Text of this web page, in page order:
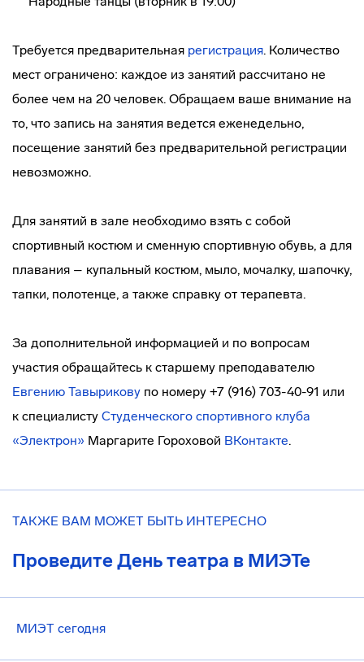
Требуется предварительная регистрация. Количество
мест ограничено: каждое из занятий рассчитано не
более чем на 20 человек. Обращаем ваше внимание на
то, что запись на занятия ведется еженедельно,
посещение занятий без предварительной регистрации
невозможно.
Для занятий в зале необходимо взять с собой
спортивный костюм и сменную спортивную обувь, а для
плавания – купальный костюм, мыло, мочалку, шапочку,
тапки, полотенце, а также справку от терапевта.
За дополнительной информацией и по вопросам
участия обращайтесь к старшему преподавателю
Евгению Тавырикову по номеру +7 (916) 703-40-91 или
к специалисту Студенческого спортивного клуба
«Электрон» Маргарите Гороховой ВКонтакте.
ТАКЖЕ ВАМ МОЖЕТ БЫТЬ ИНТЕРЕСНО
Проведите День театра в МИЭТе
МИЭТ сегодня